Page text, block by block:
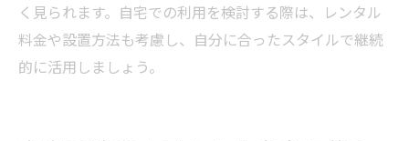
く見られます。自宅での利用を検討する際は、レンタル
料金や設置方法も考慮し、自分に合ったスタイルで継続
的に活用しましょう。